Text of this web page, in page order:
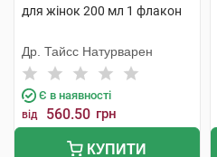
для жінок 200 мл 1 флакон
Др. Тайсс Натурварен
Є в наявності
від 560.50 грн
КУПИТИ